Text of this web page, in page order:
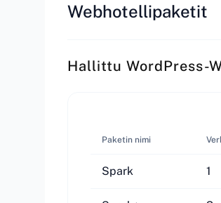
Webhotellipaketit
Hallittu WordPress-
Paketin nimi
Spark 1